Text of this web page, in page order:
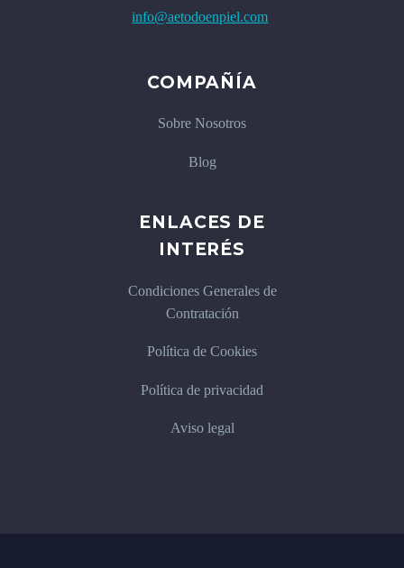
info@aetodoenpiel.com
COMPAÑÍA
Sobre Nosotros
Blog
ENLACES DE
INTERÉS
Condiciones Generales de
Contratación
Política de Cookies
Política de privacidad
Aviso legal